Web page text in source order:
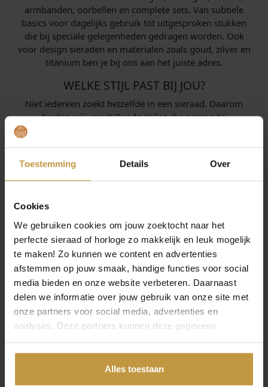
Toestemming Details Over
Cookies
We gebruiken cookies om jouw zoektocht naar het
perfecte sieraad of horloge zo makkelijk en leuk mogelijk
te maken! Zo kunnen we content en advertenties
afstemmen op jouw smaak, handige functies voor social
media bieden en onze website verbeteren. Daarnaast
delen we informatie over jouw gebruik van onze site met
onze partners voor social media, advertenties en
analyses. Deze partners kunnen deze gegevens
combineren met andere informatie die je met hen hebt
gedeeld of die ze hebben verzameld via jouw gebruik van
Alles toestaan
OPEN FILTER
armbanden, oorbellen en complete sets. Van subtiele
basics voor dagelijks gebruik tot uitgesproken stukken
die bij speciale gelegenheden gedragen worden. Ook
voor design sieraden en materialen zoals goud, zilver en
titanium ben je bij ons aan het juiste adres.
WELKE STIJL PAST BIJ JOU?
Niet iedereen zoekt hetzelfde in een sieraad. Daarom
bieden wij verschillende stijlen die passen bij
bij formele outfits of als blijvend cadeau.
Minimalistisch:subtiele lijnen en verfijnde
look.
en materialen, voor wie graag modebewust
combineert.
Luxe: sieraden van hoogwaardige materialen en
unieke ontwerpen, vaak handgemaakt en met een
exclusieve uitstraling.
RINGEN
Ringen zijn symbolisch én stijlvol. Van verlovings- en
maken. In de collectie vind je zowel gouden als zilveren
varianten, maar ook moderne materialen zoals titanium.